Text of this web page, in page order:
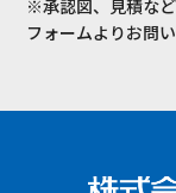
※承認図、見積な
フォームよりお問